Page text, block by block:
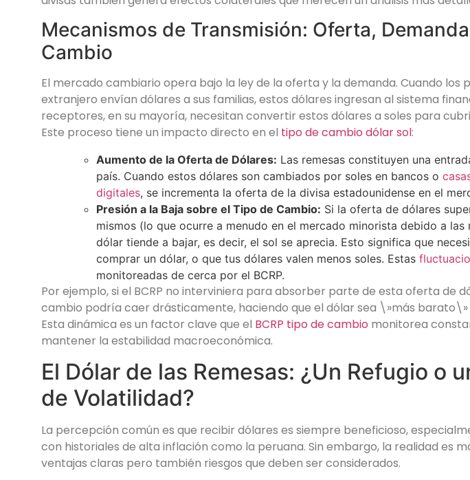
Mecanismos de Transmisión: Oferta,
Cambio
El mercado cambiario opera bajo la ley de la oferta y la demanda. Cuando los
extranjero envían dólares a sus familias, estos dólares ingresan al sistema
receptores, en su mayoría, necesitan convertir estos dólares a soles para
Este proceso tiene un impacto directo en el tipo de cambio dólar sol:
Aumento de la Oferta de Dólares: Las remesas constituyen una
país. Cuando estos dólares son cambiados por soles en bancos o
digitales, se incrementa la oferta de la divisa estadounidense en el
Presión a la Baja sobre el Tipo de Cambio: Si la oferta de dólares
mismos (lo que ocurre a menudo en el mercado minorista debido a las
dólar tiende a bajar, es decir, el sol se aprecia. Esto significa que
comprar un dólar, o que tus dólares valen menos soles. Estas
monitoreadas de cerca por el BCRP.
Por ejemplo, si el BCRP no interviniera para absorber parte de esta oferta de
cambio podría caer drásticamente, haciendo que el dólar sea \»más barato\»
Esta dinámica es un factor clave que el BCRP tipo de cambio monitorea
mantener la estabilidad macroeconómica.
El Dólar de las Remesas: ¿Un Refugio o
de Volatilidad?
La percepción común es que recibir dólares es siempre beneficioso,
con historiales de alta inflación como la peruana. Sin embargo, la realidad es
ventajas claras pero también riesgos que deben ser considerados.